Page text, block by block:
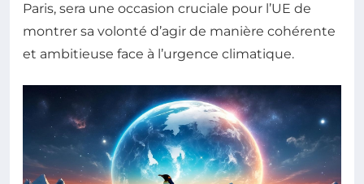
Paris, sera une occasion cruciale pour l’UE de
montrer sa volonté d’agir de manière cohérente
et ambitieuse face à l’urgence climatique.